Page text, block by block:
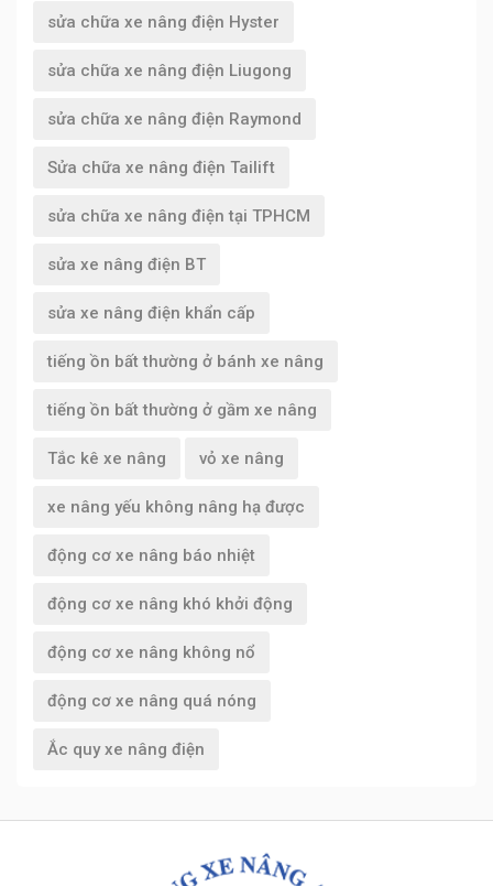
sửa chữa xe nâng điện Hyster
sửa chữa xe nâng điện Liugong
sửa chữa xe nâng điện Raymond
Sửa chữa xe nâng điện Tailift
sửa chữa xe nâng điện tại TPHCM
sửa xe nâng điện BT
sửa xe nâng điện khẩn cấp
tiếng ồn bất thường ở bánh xe nâng
tiếng ồn bất thường ở gầm xe nâng
Tắc kê xe nâng vỏ xe nâng
xe nâng yếu không nâng hạ được
động cơ xe nâng báo nhiệt
động cơ xe nâng khó khởi động
động cơ xe nâng không nổ
động cơ xe nâng quá nóng
Ắc quy xe nâng điện